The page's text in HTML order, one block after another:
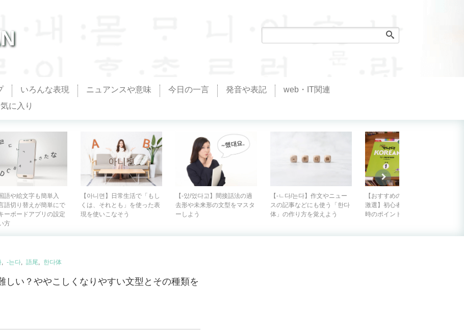
いろんな表現 ニュアンスや意味 今日の一言 発音や表記
web・IT関連
に入り
語や絵文字も簡単入
語切り替えが簡単にで
ーボードアプリの設定
方
【아니면】日常生活で「もし
くは、それとも」を使った表
現を使いこなそう
【-았/었다고】間接話法の過
去形や未来形の文型をマスタ
ーしよう
【-ㄴ다/는다】作文やニュー
スの記事などにも使う「한다
体」の作り方を覚えよう
【おすすめの韓国語の教材を
激選】初心者が教科書を選ぶ
時のポイントは？
-는다 語尾 한다体
しい？ややこしくなりやすい文型とその種類を